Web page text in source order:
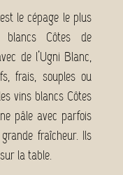
le cépage le plus
blancs Côtes de
de l’Ugni Blanc,
frais, souples ou
vins blancs Côtes
pâle avec parfois
fraîcheur. Ils
la table.